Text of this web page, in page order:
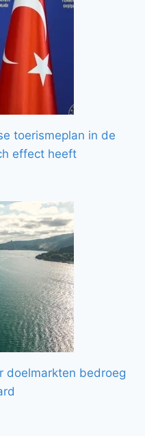
toerismeplan in de
effect heeft
doelmarkten bedroeg